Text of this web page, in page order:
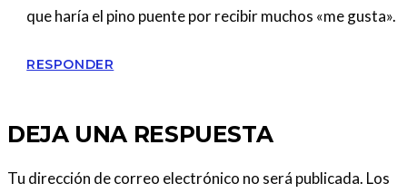
que haría el pino puente por recibir muchos «me gusta».
RESPONDER
DEJA UNA RESPUESTA
Tu dirección de correo electrónico no será publicada. Los